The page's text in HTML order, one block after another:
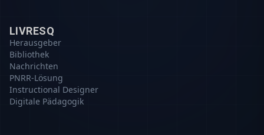
LIVRESQ
Herausgeber
Bibliothek
Nachrichten
PNRR-Lösung
Instructional Designer
Digitale Pädagogik